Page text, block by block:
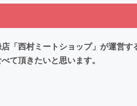
「西村ミートショップ」が運営す
て頂きたいと思います。